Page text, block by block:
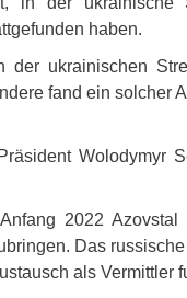
haben.
ukrainischen
fand ein solcher
Wolodymyr
2022
Das
als Vermittler